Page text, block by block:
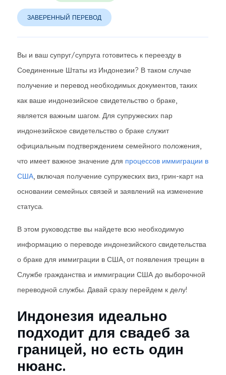
ЗАВЕРЕННЫЙ ПЕРЕВОД
Вы и ваш супруг/супруга готовитесь к переезду в
Соединенные Штаты из Индонезии? В таком случае
получение и перевод необходимых документов, таких
как ваше индонезийское свидетельство о браке,
является важным шагом. Для супружеских пар
индонезийское свидетельство о браке служит
официальным подтверждением семейного положения,
что имеет важное значение для процессов иммиграции в
США, включая получение супружеских виз, грин-карт на
основании семейных связей и заявлений на изменение
статуса.
В этом руководстве вы найдете всю необходимую
информацию о переводе индонезийского свидетельства
о браке для иммиграции в США, от появления трещин в
Службе гражданства и иммиграции США до выборочной
переводной службы. Давай сразу перейдем к делу!
Индонезия идеально
подходит для свадеб за
границей, но есть один
нюанс.